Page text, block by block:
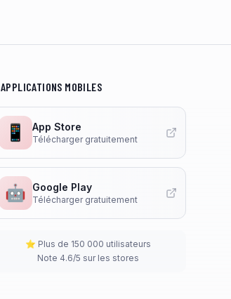
APPLICATIONS MOBILES
📱 App Store
Télécharger gratuitement
🤖 Google Play
Télécharger gratuitement
⭐ Plus de 150 000 utilisateurs
Note 4.6/5 sur les stores